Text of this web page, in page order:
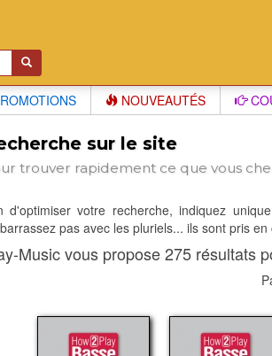
NOUVEAUTÉS
sur le site
trouver rapidement ce que vous
d'optimiser votre recherche, indiquez
pas avec les pluriels... ils sont pris
Music vous propose 275 résultats